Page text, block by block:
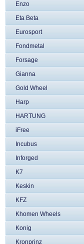
Enzo
Eta Beta
Eurosport
Fondmetal
Forsage
Gianna
Gold Wheel
Harp
HARTUNG
iFree
Incubus
Inforged
K7
Keskin
KFZ
Khomen Wheels
Konig
Kronprinz